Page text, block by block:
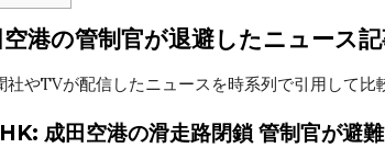
空港の管制官が退避したニュース
社やTVが配信したニュースを時系列で引用して比
成田空港の滑走路閉鎖 管制官が避難